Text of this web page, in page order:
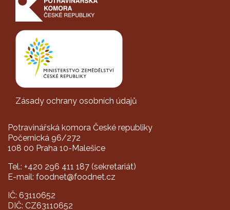
Zásady ochrany osobních údajů
Potravinářská komora České republiky
Počernická 96/272
108 00 Praha 10-Malešice
Tel.: +420 296 411 187 (sekretariát)
E-mail: foodnet@foodnet.cz
IČ: 63110652
DIČ: CZ63110652